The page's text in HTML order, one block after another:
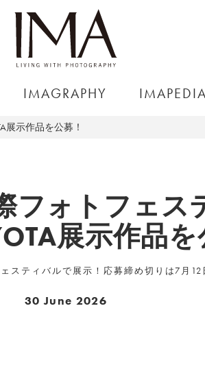
IMAGRAPHY IMAPEDIA
展示作品を公募！
フォトフェス
展示作品を
スティバルで展示！応募締め切りは7月12
30 June 2026